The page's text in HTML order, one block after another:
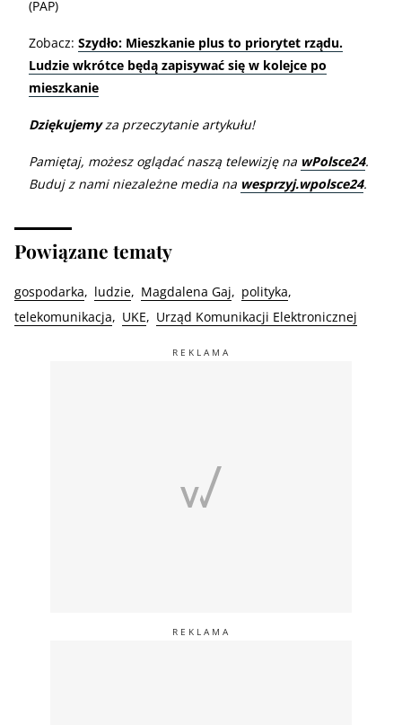
(PAP)
Zobacz: Szydło: Mieszkanie plus to priorytet rządu.
Ludzie wkrótce będą zapisywać się w kolejce po
mieszkanie
Dziękujemyza przeczytanie artykułu!
Pamiętaj, możesz oglądać naszą telewizję na wPolsce24.
Buduj z nami niezależne media na wesprzyj.wpolsce24.
Powiązane tematy
gospodarka ludzie Magdalena Gaj
polityka
telekomunikacja
UKE Urząd Komunikacji Elektronicznej